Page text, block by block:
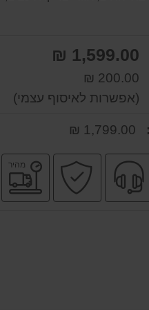
1,599.00 ₪
200.00 ₪
(אפשרות לאיסוף עצמי)
יבואן
רשמי
שירות
מקצועי
קניה
בטוחה
מהיר